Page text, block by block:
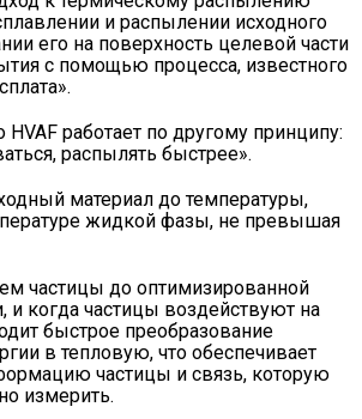
и распылении исходного
его на поверхность целевой части
с помощью процесса, известного
работает по другому принципу:
распылять быстрее».
материал до температуры,
жидкой фазы, не превышая
частицы до оптимизированной
и когда частицы воздействуют на
быстрое преобразование
в тепловую, что обеспечивает
частицы и связь, которую
измерить.